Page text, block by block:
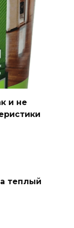
и не
теплый